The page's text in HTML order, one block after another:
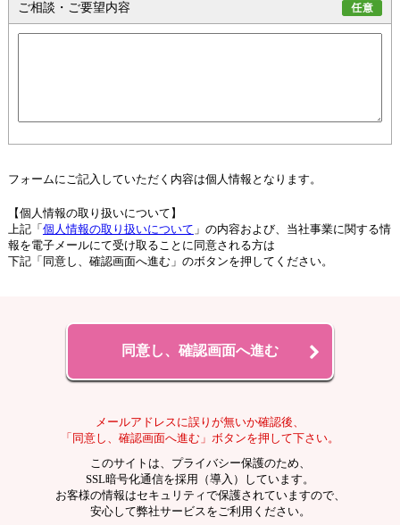
ご相談・ご要望内容
フォームにご記入していただく内容は個人情報となります。
【個人情報の取り扱いについて】
上記「 個人情報の取り扱いについて 」の内容および、当社事業に関する情
報を電子メールにて受け取ることに同意される方は
下記「同意し、確認画面へ進む」のボタンを押してください。
メールアドレスに誤りが無いか確認後、
「同意し、確認画面へ進む」ボタンを押して下さい。
このサイトは、プライバシー保護のため、
SSL暗号化通信を採用（導入）しています。
お客様の情報はセキュリティで保護されていますので、
安心して弊社サービスをご利用ください。